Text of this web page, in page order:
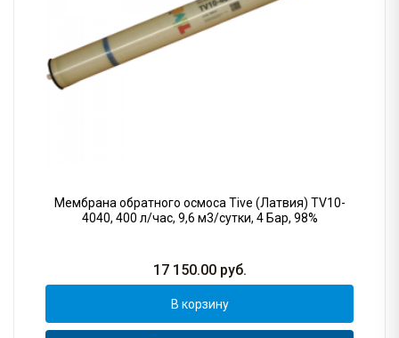
Мембрана обратного осмоса Tive (Латвия) TV10-
4040, 400 л/час, 9,6 м3/сутки, 4 Бар, 98%
17 150.00руб.
В корзину